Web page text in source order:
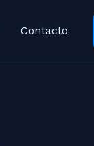
Contacto